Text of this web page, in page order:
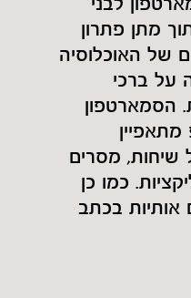
מתן פתרון
של האוכלוסיה
על ברכי
הסמארטפון
מסרים
כמו כן
אותיות בכתב